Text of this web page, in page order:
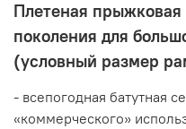
Плетеная прыжковая
поколения для
(условный размер
- всепогодная батутная
«коммерческого»